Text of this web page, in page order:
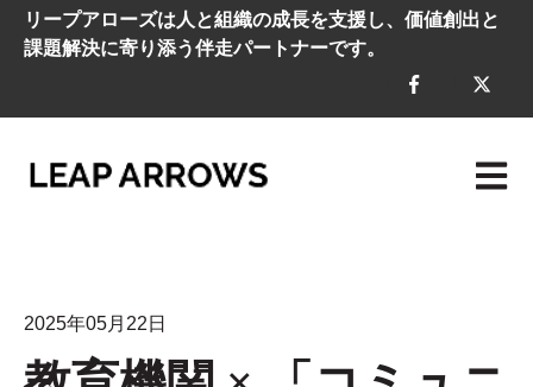
リープアローズは人と組織の成長を支援し、価値創出と
課題解決に寄り添う伴走パートナーです。
メイ
2025年05月22日